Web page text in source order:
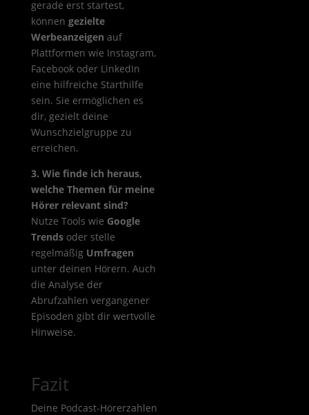
gerade erst startest,
können gezielte
Werbeanzeigen auf
Plattformen wie Instagram,
Facebook oder LinkedIn
eine hilfreiche Starthilfe
sein. Sie ermöglichen es
dir, gezielt deine
Wunschzielgruppe zu
erreichen.
3. Wie finde ich heraus,
welche Themen für meine
Hörer relevant sind?
Nutze Tools wie Google
Trendsoder stelle
regelmäßig Umfragen
unter deinen Hörern. Auch
die Analyse der
Abrufzahlen vergangener
Episoden gibt dir wertvolle
Hinweise.
Fazit
Deine Podcast-Hörerzahlen